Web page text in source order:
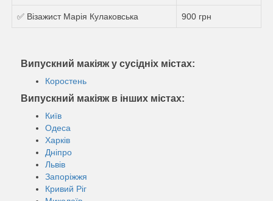
✅ Візажист Марія Кулаковська 900 грн
Випускний макіяж у сусідніх містах:
Коростень
Випускний макіяж в інших містах:
Київ
Одеса
Харків
Дніпро
Львів
Запоріжжя
Кривий Ріг